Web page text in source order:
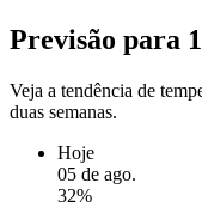
Previsão para
Veja a tendência de
duas semanas.
Hoje
05 de ago.
32%